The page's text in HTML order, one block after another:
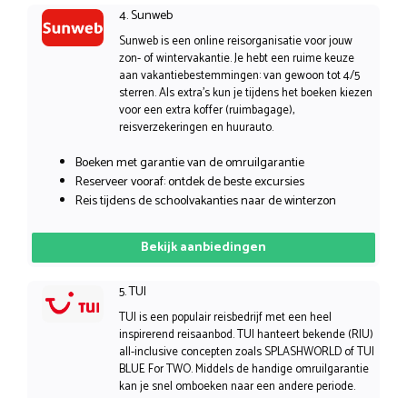
4. Sunweb
Sunweb is een online reisorganisatie voor jouw
zon- of wintervakantie. Je hebt een ruime keuze
aan vakantiebestemmingen: van gewoon tot 4/5
sterren. Als extra’s kun je tijdens het boeken kiezen
voor een extra koffer (ruimbagage),
reisverzekeringen en huurauto.
Boeken met garantie van de omruilgarantie
Reserveer vooraf: ontdek de beste excursies
Reis tijdens de schoolvakanties naar de winterzon
Bekijk aanbiedingen
5. TUI
TUI is een populair reisbedrijf met een heel
inspirerend reisaanbod. TUI hanteert bekende (RIU)
all-inclusive concepten zoals SPLASHWORLD of TUI
BLUE For TWO. Middels de handige omruilgarantie
kan je snel omboeken naar een andere periode.